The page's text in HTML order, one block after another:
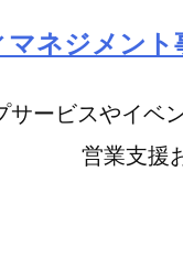
マネジメント
サービスやイベ
よび企